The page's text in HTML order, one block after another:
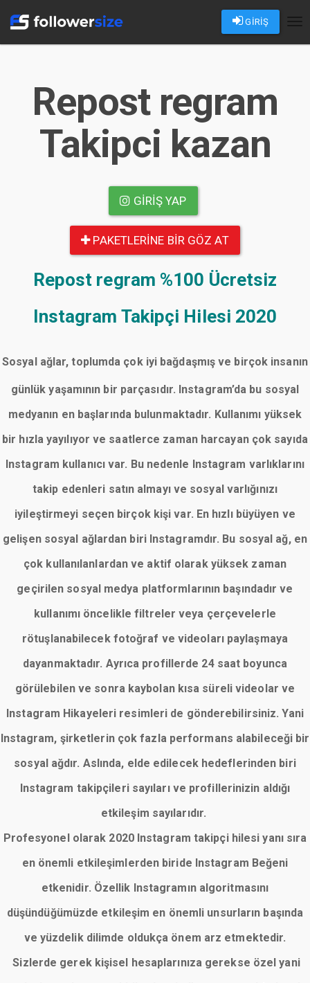
GİRİŞ
Repost regram
Takipci kazan
GIRIŞ YAP
PAKETLERINE BIR GÖZ AT
Repost regram %100 Ücretsiz
Instagram Takipçi Hilesi 2020
Sosyal ağlar, toplumda çok iyi bağdaşmış ve birçok insanın
günlük yaşamının bir parçasıdır. Instagram’da bu sosyal
medyanın en başlarında bulunmaktadır. Kullanımı yüksek
bir hızla yayılıyor ve saatlerce zaman harcayan çok sayıda
Instagram kullanıcı var. Bu nedenle Instagram varlıklarını
takip edenleri satın almayı ve sosyal varlığınızı
iyileştirmeyi seçen birçok kişi var. En hızlı büyüyen ve
gelişen sosyal ağlardan biri Instagramdır. Bu sosyal ağ, en
çok kullanılanlardan ve aktif olarak yüksek zaman
geçirilen sosyal medya platformlarının başındadır ve
kullanımı öncelikle filtreler veya çerçevelerle
rötuşlanabilecek fotoğraf ve videoları paylaşmaya
dayanmaktadır. Ayrıca profillerde 24 saat boyunca
görülebilen ve sonra kaybolan kısa süreli videolar ve
Instagram Hikayeleri resimleri de gönderebilirsiniz. Yani
Instagram, şirketlerin çok fazla performans alabileceği bir
sosyal ağdır. Aslında, elde edilecek hedeflerinden biri
Instagram takipçileri sayıları ve profillerinizin aldığı
etkileşim sayılarıdır.
Profesyonel olarak 2020 Instagram takipçi hilesi yanı sıra
en önemli etkileşimlerden biride Instagram Beğeni
etkenidir. Özellik Instagramın algoritmasını
düşündüğümüzde etkileşim en önemli unsurların başında
ve yüzdelik dilimde oldukça önem arz etmektedir.
Sizlerde gerek kişisel hesaplarınıza gerekse özel yani